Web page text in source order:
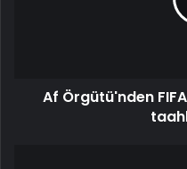
Af Örgütü'nden